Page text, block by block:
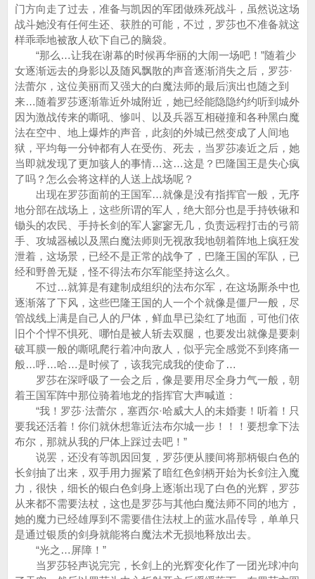
门方向走了过去，准备与凯因的军团做殊死战斗，虽然说这场
战斗她没有任何生还、获胜的可能，不过，罗莎也不准备就这
样乖乖地被敌人砍下自己的脑袋。
“那么…让我在谢幕的时候再华丽的大闹一场吧！”随着少
女逐渐远去的身影以及随风飘散的声音逐渐消失之后，罗莎·
法蕾尔，这位美丽而又强大的白魔法师的最后演出也随之到
来…随着罗莎逐渐靠近外城附近，她已经能隐隐约约听到城外
因为激战传来的嘶吼、惨叫、以及兵器互相碰撞和各种黑白魔
法在空中、地上爆炸的声音，此刻的外城已然变成了人间地
狱，平均每一分钟都有人在受伤、死去，当罗莎凑近之后，她
当即就发现了更加骇人的事情…这…这是？巴隆国王是失心疯
了吗？怎么会将这样的人送上战场呢？
出现在罗莎面前的王国军…就像是没有指挥官一般，无序
地分部在战场上，这些所谓的军人，绝大部分也是手持铁锹和
锄头的农民、手持长剑的军人寥寥无几，负责远程打击的弓箭
手、攻城器械以及黑白魔法师则无视敌我地朝着阵地上疯狂发
泄着，这场景，已经不是正常的战争了，巴隆王国的军队，已
经和野兽无疑，怪不得法布尔军能坚持这么久。
不过…就算是有建制成组织的法布尔军，在这场厮杀中也
逐渐落了下风，这些巴隆王国的人一个个就像是僵尸一般，尽
管战线上满是自己人的尸体，鲜血早已染红了地面，可他们依
旧个个悍不惧死、哪怕是被人斩去双腿，也要发出就像是要刺
破耳膜一般的嘶吼爬行着冲向敌人，似乎完全感觉不到疼痛一
般…呼…哈…是时候了，该我完成我的使命了…
罗莎在深呼吸了一会之后，像是要用尽全身力气一般，朝
着王国军阵中那位骑着地龙的指挥官大声喊道：
“我！罗莎·法蕾尔，塞西尔·哈威大人的未婚妻！听着！只
要我还活着！你们就休想靠近法布尔城一步！！！要想拿下法
布尔，那就从我的尸体上踩过去吧！”
说罢，还没有等凯因回复，罗莎便从腰间将那柄银白色的
长剑抽了出来，双手用力握紧了暗红色剑柄开始为长剑注入魔
力，很快，细长的银白色剑身上逐渐出现了白色的光辉，罗莎
从来都不需要法杖，这也是罗莎与其他白魔法师不同的地方，
她的魔力已经雄厚到不需要借住法杖上的蓝水晶传导，单单只
是通过银质的剑身就能将白魔法术无损地释放出去。
“光之…屏障！”
当罗莎轻声说完完，长剑上的光辉变化作了一团光球冲向